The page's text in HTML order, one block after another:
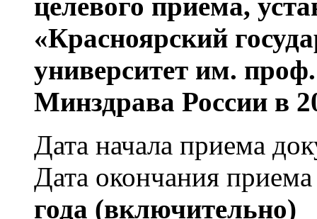
«Красноярский
университет им.
Минздрава России в
Дата начала приема
Дата окончания
года (включительно)